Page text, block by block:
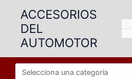
contenido
ACCESORIOS
DEL
AUTOMOTOR